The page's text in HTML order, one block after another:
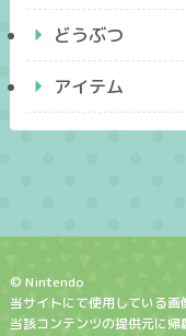
どうぶつ
アイテム
© Nintendo
当サイトにて使用している画
当該コンテンツの提供元に帰